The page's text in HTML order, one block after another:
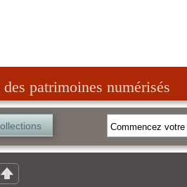
patrimoines numérisés